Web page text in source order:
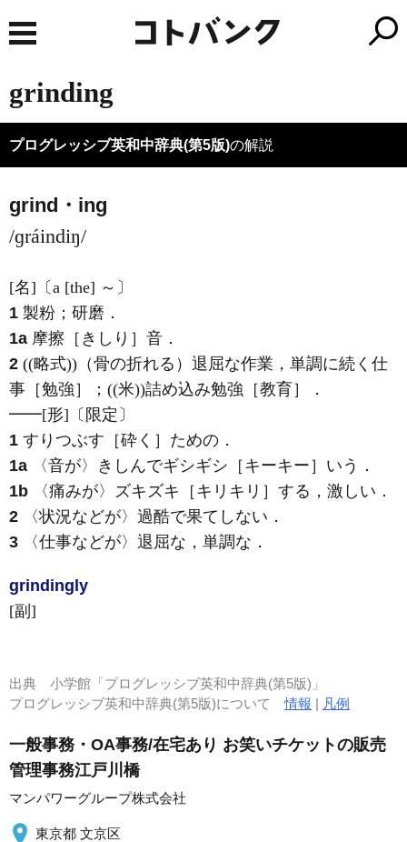
grinding
プログレッシブ英和中辞典(第5版)の解説
grind・ing
/ɡráindiŋ/
[名] 〔a [the] ～〕
1 製粉；研磨 ．
1a 摩擦［きしり］音 ．
2 ((略式))（骨の折れる）退屈な作業，単調に続く仕
事［勉強］；((米))詰め込み勉強［教育］
．
━━[形] 〔限定〕
1 すりつぶす［砕く］ための ．
1a 〈音が〉きしんでギシギシ［キーキー］いう ．
1b 〈痛みが〉ズキズキ［キリキリ］する，激しい ．
2 〈状況などが〉過酷で果てしない ．
3 〈仕事などが〉退屈な，単調な ．
grinding ly
[副]
出典 小学館「プログレッシブ英和中辞典(第5版)」
プログレッシブ英和中辞典(第5版)について情報 | 凡例
一般事務・OA事務/在宅あり お笑いチケットの販売
管理事務江戸川橋
マンパワーグループ株式会社
東京都 文京区